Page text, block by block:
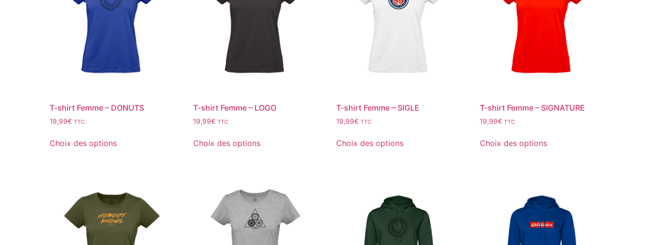
T-shirt Femme – DONUTS
19,99€ TTC
Choix des options
T-shirt Femme – LOGO
19,99€ TTC
Choix des options
T-shirt Femme – SIGLE
19,99€ TTC
Choix des options
T-shirt Femme – SIGNATURE
19,99€ TTC
Choix des options